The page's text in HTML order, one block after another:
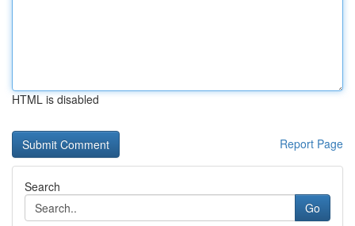
HTML is disabled
Report Page
Search
Go